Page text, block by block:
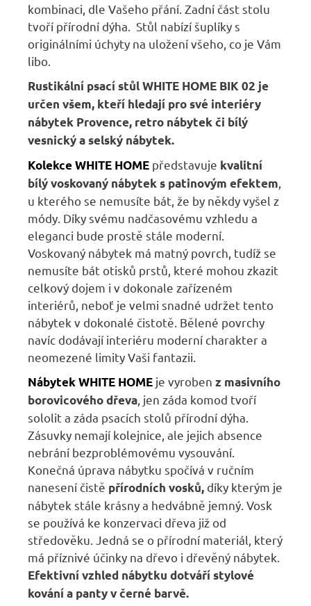
kombinaci, dle Vašeho přání. Zadní část stolu
tvoří přírodní dýha. Stůl nabízí šuplíky s
originálními úchyty na uložení všeho, co je Vám
libo.
Rustikální psací stůl WHITE HOME BIK 02 je
určen všem, kteří hledají pro své interiéry
nábytek Provence, retro nábytek či bílý
vesnický a selský nábytek.
Kolekce WHITE HOME představuje kvalitní
bílý voskovaný nábytek s patinovým efektem,
u kterého se nemusíte bát, že by někdy vyšel z
módy. Díky svému nadčasovému vzhledu a
eleganci bude prostě stále moderní.
Voskovaný nábytek má matný povrch, tudíž se
nemusíte bát otisků prstů, které mohou zkazit
celkový dojem i v dokonale zařízeném
interiérů, neboť je velmi snadné udržet tento
nábytek v dokonalé čistotě. Bělené povrchy
navíc dodávají interiéru moderní charakter a
neomezené limity Vaši fantazii.
Nábytek WHITE HOME je vyroben z masivního
borovicového dřeva, jen záda komod tvoří
sololit a záda psacích stolů přírodní dýha.
Zásuvky nemají kolejnice, ale jejich absence
nebrání bezproblémovému vysouvání.
Konečná úprava nábytku spočívá v ručním
nanesení čistě přírodních vosků,díky kterým je
nábytek stále krásny a hedvábně jemný. Vosk
se používá ke konzervaci dřeva již od
středověku. Jedná se o přírodní materiál, který
má příznivé účinky na dřevo i dřevěný nábytek.
Efektivní vzhled nábytku dotváří stylové
kování a panty v černé barvě.